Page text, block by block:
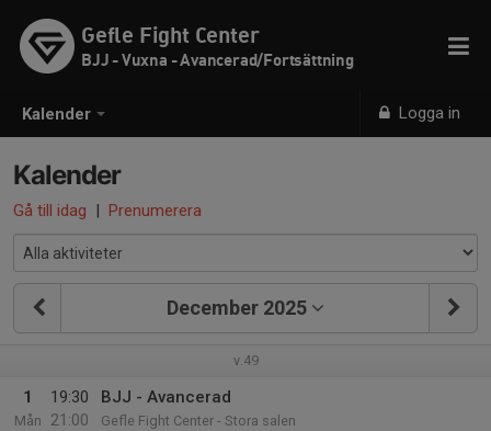
Kalender Logga in
Gefle Fight Center
BJJ - Vuxna - Avancerad/Fortsättning
Kalender
Gå till idag | Prenumerera
December 2025
v.49
1
Mån
19:30
21:00
BJJ - Avancerad
Gefle Fight Center - Stora salen